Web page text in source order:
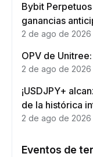
Bybit
ganancias
eficaz
2 de ago de 2026
OPV de
2 de ago de 2026
¡USDJPY+
de la histórica
2 de ago de 2026
Eventos de